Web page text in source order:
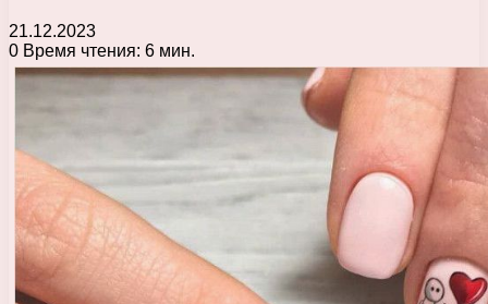
21.12.2023
0 Время чтения: 6 мин.